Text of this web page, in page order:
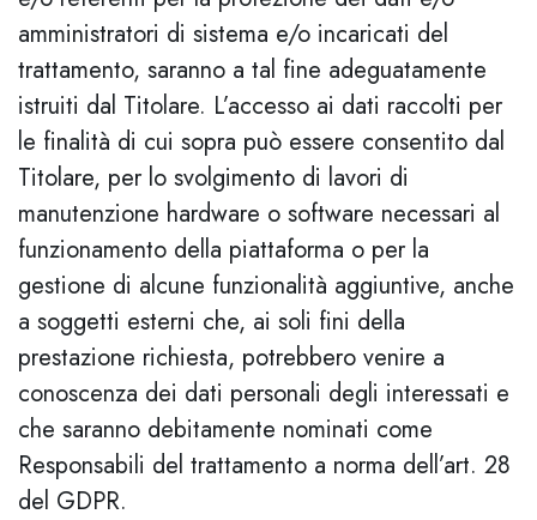
amministratori di sistema e/o incaricati del
trattamento, saranno a tal fine adeguatamente
istruiti dal Titolare. L’accesso ai dati raccolti per
le finalità di cui sopra può essere consentito dal
Titolare, per lo svolgimento di lavori di
manutenzione hardware o software necessari al
funzionamento della piattaforma o per la
gestione di alcune funzionalità aggiuntive, anche
a soggetti esterni che, ai soli fini della
prestazione richiesta, potrebbero venire a
conoscenza dei dati personali degli interessati e
che saranno debitamente nominati come
Responsabili del trattamento a norma dell’art. 28
del GDPR.